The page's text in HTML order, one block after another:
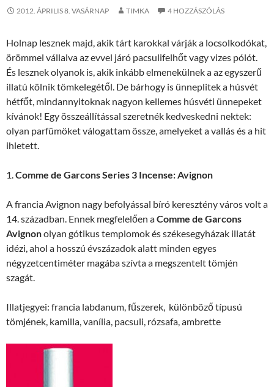
2012. ÁPRILIS 8. VASÁRNAP TIMKA 4 HOZZÁSZÓLÁS
Holnap lesznek majd, akik tárt karokkal várják a locsolkodókat,
örömmel vállalva az evvel járó pacsulifelhőt vagy vizes pólót.
És lesznek olyanok is, akik inkább elmenekülnek a az egyszerű
illatú kölnik tömkelegétől. De bárhogy is ünneplitek a húsvét
hétfőt, mindannyitoknak nagyon kellemes húsvéti ünnepeket
kívánok! Egy összeállítással szeretnék kedveskedni nektek:
olyan parfümöket válogattam össze, amelyeket a vallás és a hit
ihletett.
1.Comme de Garcons Series 3 Incense: Avignon
A francia Avignon nagy befolyással bíró keresztény város volt a
14. században. Ennek megfelelően aComme de Garcons
Avignonolyan gótikus templomok és székesegyházak illatát
idézi, ahol a hosszú évszázadok alatt minden egyes
négyzetcentiméter magába szívta a megszentelt tömjén
szagát.
Illatjegyei: francia labdanum, fűszerek, különböző típusú
tömjének, kamilla, vanília, pacsuli, rózsafa, ambrette